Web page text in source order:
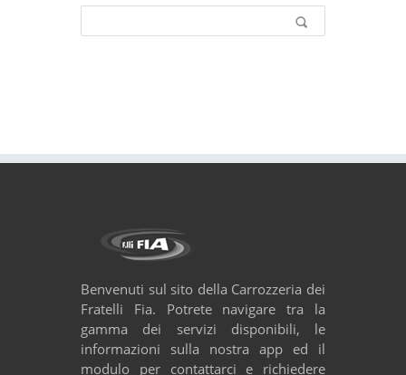
Benvenuti sul sito della Carrozzeria dei
Fratelli Fia. Potrete navigare tra la
gamma dei servizi disponibili, le
informazioni sulla nostra app ed il
modulo per contattarci e richiedere